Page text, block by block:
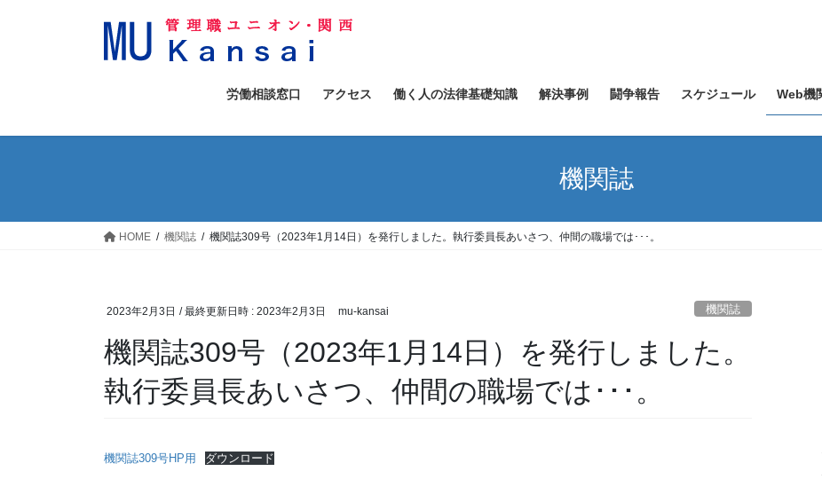
ス
ン
労働相談窓口 アクセス 働く人の法律基礎知識 解決事例 闘争報告 スケジュール Web機
機関誌
HOME 機関誌 機関誌309号（2023年1月14日）を発行しました。執行委員長あいさつ、仲間の職場では･･･。
2023年2月3日 / 最終更新日時 : 2023年2月3日 mu-kansai 機関誌
機関誌309号（2023年1月14日）を発行しました。
執行委員長あいさつ、仲間の職場では･･･。
機関誌309号HP用 ダウンロード